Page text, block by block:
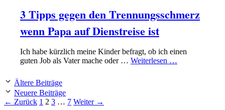
3 Tipps gegen den Trennungsschmerz
wenn Papa auf Dienstreise ist
Ich habe kürzlich meine Kinder befragt, ob ich einen
guten Job als Vater mache oder … Weiterlesen …
Ältere Beiträge
Neuere Beiträge
← Zurück Seite
1 Seite
2 Seite
3 … Seite
7 Weiter →